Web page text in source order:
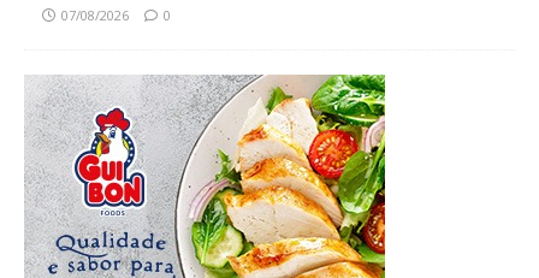
07/08/2026 0